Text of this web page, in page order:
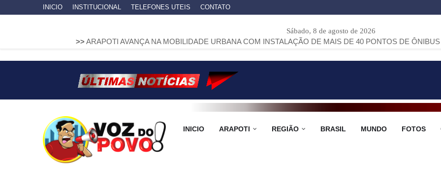
INICIO INSTITUCIONAL TELEFONES UTEIS CONTATO
Sábado, 8 de agosto de 2026
ARAPOTI AVANÇA NA MOBILIDADE URBANA COM INSTALAÇÃO DE MAIS DE 40 PONTOS DE ÔNIBUS NO
INICIO ARAPOTI REGIÃO BRASIL MUNDO FOTOS